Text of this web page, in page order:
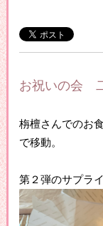
お祝いの会
栴檀さんでのお
で移動。
第２弾のサプラ